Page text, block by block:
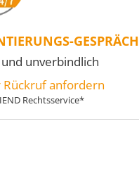
GESPRÄCH
unverbindlich
Rückruf anfordern
Rechtsservice*